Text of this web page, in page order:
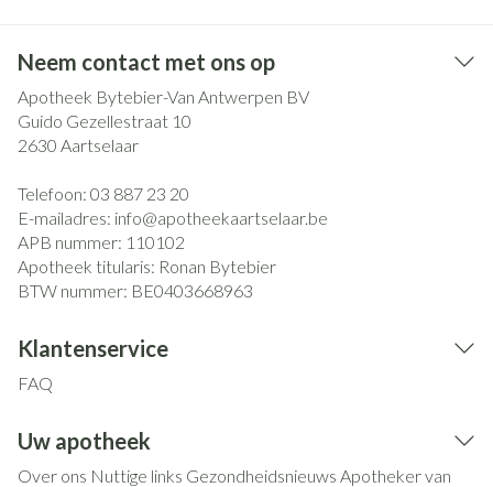
Neem contact met ons op
Apotheek Bytebier-Van Antwerpen BV
Guido Gezellestraat 10
2630 Aartselaar
Telefoon: 03 887 23 20
E-mailadres: info@apotheekaartselaar.be
APB nummer: 110102
Apotheek titularis: Ronan Bytebier
BTW nummer: BE0403668963
Klantenservice
FAQ
Uw apotheek
Over ons Nuttige links Gezondheidsnieuws Apotheker van